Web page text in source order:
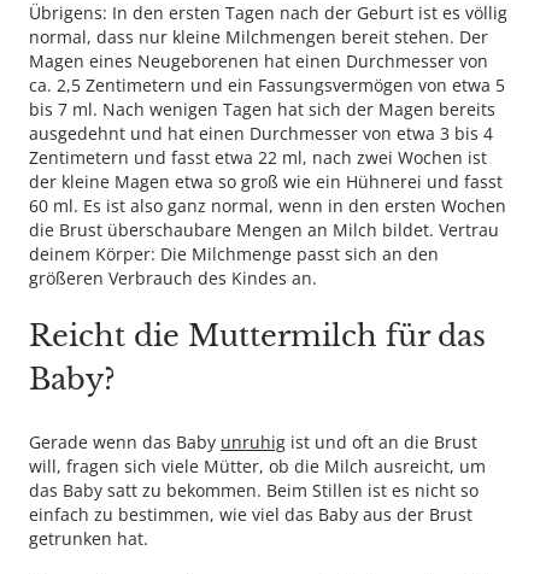
Übrigens: In den ersten Tagen nach der Geburt ist es völlig
normal, dass nur kleine Milchmengen bereit stehen. Der
Magen eines Neugeborenen hat einen Durchmesser von
ca. 2,5 Zentimetern und ein Fassungsvermögen von etwa 5
bis 7 ml. Nach wenigen Tagen hat sich der Magen bereits
ausgedehnt und hat einen Durchmesser von etwa 3 bis 4
Zentimetern und fasst etwa 22 ml, nach zwei Wochen ist
der kleine Magen etwa so groß wie ein Hühnerei und fasst
60 ml. Es ist also ganz normal, wenn in den ersten Wochen
die Brust überschaubare Mengen an Milch bildet. Vertrau
deinem Körper: Die Milchmenge passt sich an den
größeren Verbrauch des Kindes an.
Reicht die Muttermilch für das
Baby?
Gerade wenn das Baby unruhig ist und oft an die Brust
will, fragen sich viele Mütter, ob die Milch ausreicht, um
das Baby satt zu bekommen. Beim Stillen ist es nicht so
einfach zu bestimmen, wie viel das Baby aus der Brust
getrunken hat.